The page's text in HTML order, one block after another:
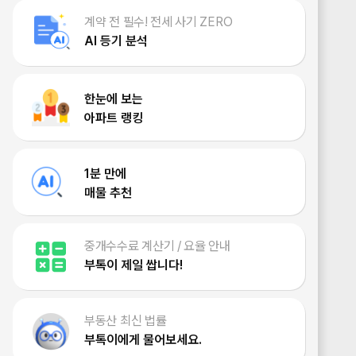
계약 전 필수! 전세 사기 ZERO
AI 등기 분석
한눈에 보는
아파트 랭킹
1분 만에
매물 추천
중개수수료 계산기 / 요율 안내
부톡이 제일 쌉니다!
부동산 최신 법률
부톡이에게 물어보세요.